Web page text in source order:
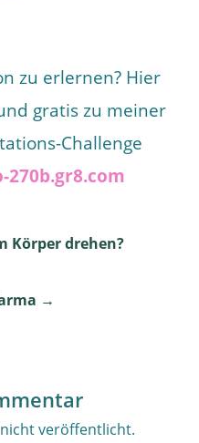
zu erlernen? Hier
gratis zu meiner
Challenge
Körper drehen?
→
veröffentlicht.